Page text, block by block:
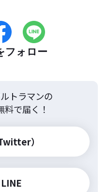
フォロー
トラマンの
で届く！
）
LINE